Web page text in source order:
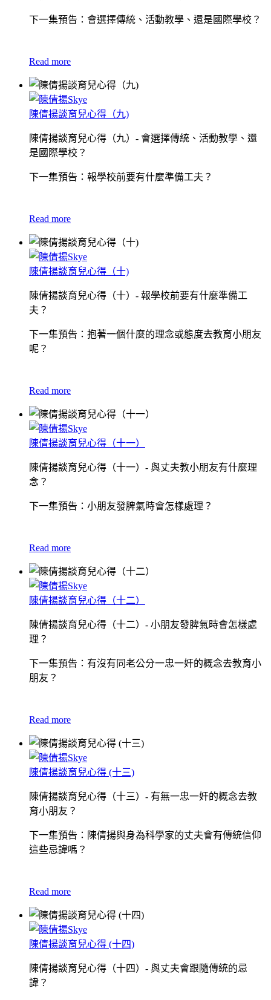
下一集預告：會選擇傳統、活動教學、還是國際學校？
Read more
陳倩揚談育兒心得（九)
陳倩揚談育兒心得（九）- 會選擇傳統、活動教學、還
是國際學校？
下一集預告：報學校前要有什麼準備工夫？
Read more
陳倩揚談育兒心得（十)
陳倩揚談育兒心得（十）- 報學校前要有什麼準備工
夫？
下一集預告：抱著一個什麼的理念或態度去教育小朋友
呢？
Read more
陳倩揚談育兒心得（十一）
陳倩揚談育兒心得（十一）- 與丈夫教小朋友有什麼理
念？
下一集預告：小朋友發脾氣時會怎樣處理？
Read more
陳倩揚談育兒心得（十二）
陳倩揚談育兒心得（十二）- 小朋友發脾氣時會怎樣處
理？
下一集預告：有沒有同老公分一忠一奸的概念去教育小
朋友？
Read more
陳倩揚談育兒心得 (十三)
陳倩揚談育兒心得（十三）- 有無一忠一奸的概念去教
育小朋友？
下一集預告：陳倩揚與身為科學家的丈夫會有傳統信仰
這些忌諱嗎？
Read more
陳倩揚談育兒心得 (十四)
陳倩揚談育兒心得（十四）- 與丈夫會跟隨傳統的忌
諱？